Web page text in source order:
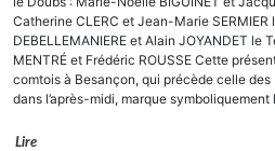
Catherine CLERC et Jean-Marie
DEBELLEMANIERE et Alain JOYANDET le
MENTRÉ et Frédéric ROUSSE Cette
comtois à Besançon, qui précède celle
dans l’après-midi, marque
Lire